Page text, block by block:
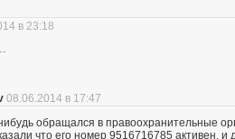
в 23:18
08.06.2014 в 17:47
обращался в правоохранительные
что его номер 9516716785 активен,